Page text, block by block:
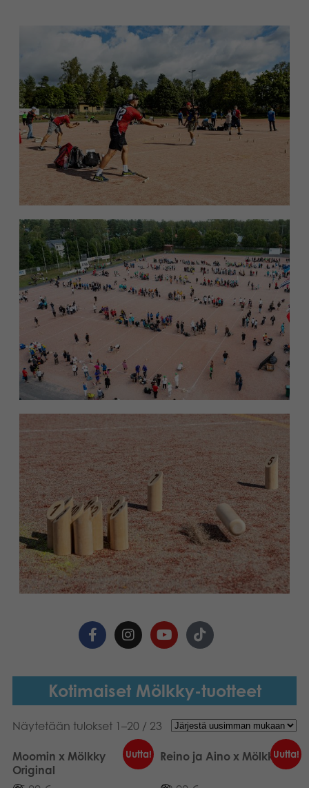
Kotimaiset Mölkky-tuotteet
Näytetään tulokset 1–20 / 23
Uutta!
Moomin x Mölkky
Original
Uutta!
Reino ja Aino x Mölkky